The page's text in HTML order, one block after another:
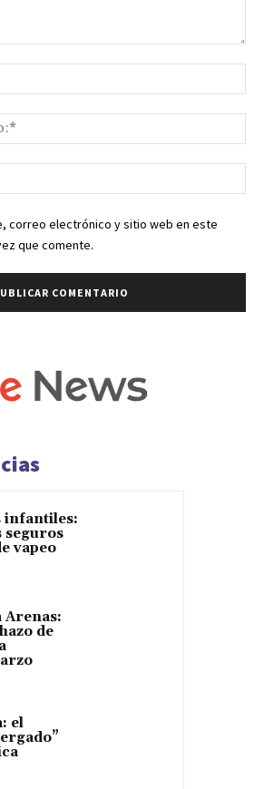
correo electrónico y sitio web en este
que comente.
infantiles:
seguros
vapeo
Arenas:
de
el